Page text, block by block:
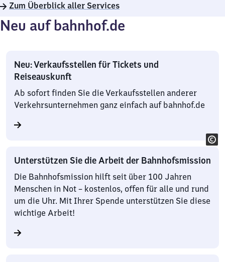
Zum Überblick aller Services
Neu auf bahnhof.de
Neu: Verkaufsstellen für Tickets und
Reiseauskunft
Ab sofort finden Sie die Verkaufsstellen anderer
Verkehrsunternehmen ganz einfach auf bahnhof.de
Unterstützen Sie die Arbeit der Bahnhofsmission
Die Bahnhofsmission hilft seit über 100 Jahren
Menschen in Not – kostenlos, offen für alle und rund
um die Uhr. Mit Ihrer Spende unterstützen Sie diese
wichtige Arbeit!